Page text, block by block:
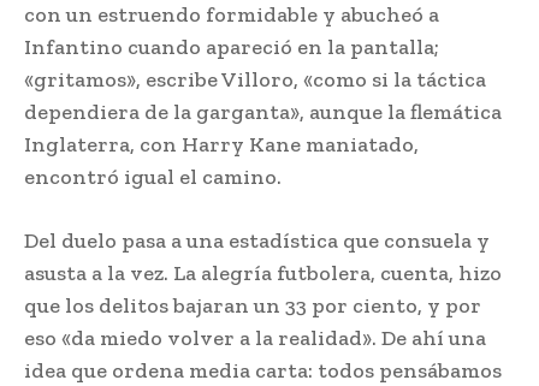
con un estruendo formidable y abucheó a
Infantino cuando apareció en la pantalla;
«gritamos», escribe Villoro, «como si la táctica
dependiera de la garganta», aunque la flemática
Inglaterra, con Harry Kane maniatado,
encontró igual el camino.
Del duelo pasa a una estadística que consuela y
asusta a la vez. La alegría futbolera, cuenta, hizo
que los delitos bajaran un 33 por ciento, y por
eso «da miedo volver a la realidad». De ahí una
idea que ordena media carta: todos pensábamos